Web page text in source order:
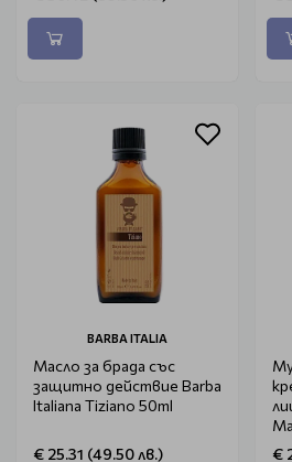
BARBA ITALIA
Масло за брада със
защитно действие Barba
Italiana Tiziano 50ml
€ 25.31 (49.50 лв.) €